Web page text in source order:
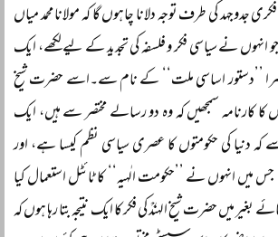
جدوجہد کی طرف توجہ دلانا چاہوں گا کہ مولانا محمد میاں
نے سیاسی فکر و فلسفہ کی تجدید کے لیے لکھے، ایک
’’دستور اساسی ملت‘‘ کے نام سے۔اسے حضرت شیخ
کا کارنامہ سمجھیں کہ وہ دو رسالے مختصر سے ہیں، ایک
دنیا کی حکومتوں کا عصری سیاسی نظم کیسا ہے، اور
میں انہوں نے ’’حکومت الٰہیہ‘‘ کا ٹائٹل استعمال کیا
میں حضرت شیخ الہندؒ کی فکر کا ایک نتیجہ بتا رہا ہوں کہ